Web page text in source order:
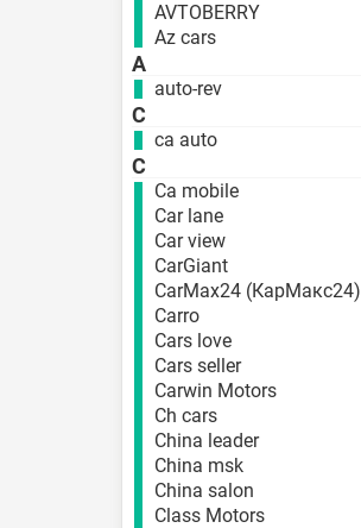
AVTOBERRY
Az cars
A
auto-rev
C
ca auto
C
Ca mobile
Car lane
Car view
CarGiant
CarMax24 (КарМакс24)
Carro
Cars love
Cars seller
Carwin Motors
Ch cars
China leader
China msk
China salon
Class Motors